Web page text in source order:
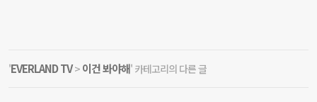
'EVERLAND TV> 이건 봐야해' 카테고리의 다른 글